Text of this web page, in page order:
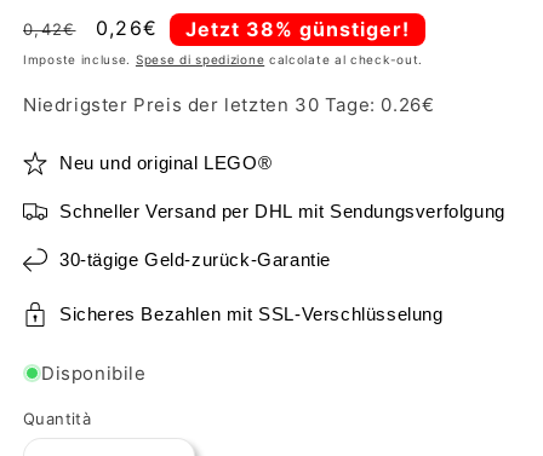
Prezzo
di
0,42€
Prezzo
scontato
0,26€ Jetzt 38% günstiger!
Imposte incluse. Spese di spedizione calcolate al check-out.
Niedrigster Preis der letzten 30 Tage: 0.26€
Neu und original LEGO®
Schneller Versand per DHL mit Sendungsverfolgung
30-tägige Geld-zurück-Garantie
Sicheres Bezahlen mit SSL-Verschlüsselung
Disponibile
Quantità